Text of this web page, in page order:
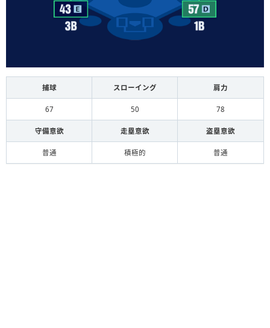
捕球 スローイング 肩力
67 50 78
守備意欲 走塁意欲 盗塁意欲
普通 積極的 普通